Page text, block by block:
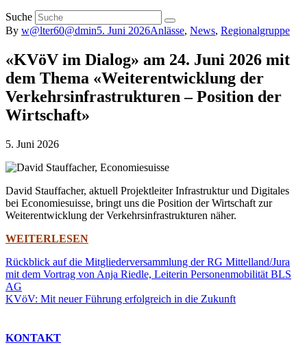
Suche
By w@lter60@dmin5. Juni 2026Anlässe, News, Regionalgruppe
«KVöV im Dialog» am 24. Juni 2026 mit
dem Thema «Weiterentwicklung der
Verkehrsinfrastrukturen – Position der
Wirtschaft»
5. Juni 2026
David Stauffacher, aktuell Projektleiter Infrastruktur und Digitales
bei Economiesuisse, bringt uns die Position der Wirtschaft zur
Weiterentwicklung der Verkehrsinfrastrukturen näher.
WEITERLESEN
Rückblick auf die Mitgliederversammlung der RG Mittelland/Jura
mit dem Vortrag von Anja Riedle, Leiterin Personenmobilität BLS
AG
KVöV: Mit neuer Führung erfolgreich in die Zukunft
KONTAKT